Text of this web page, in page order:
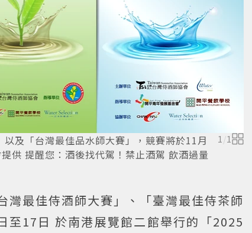
及「台灣最佳品水師大賽」，競賽將於11月
供 提醒您：酒後找代駕！禁止酒駕 飲酒過量
1 /1
最佳侍酒師大賽」、「臺灣最佳侍茶師
至17日 於南港展覽館二館舉行的「2025